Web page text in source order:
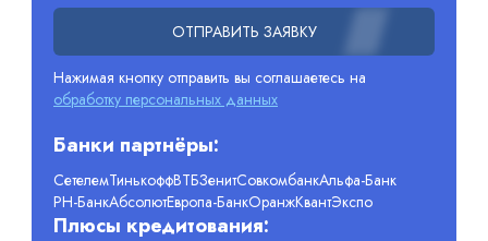
ОТПРАВИТЬ ЗАЯВКУ
Нажимая кнопку отправить вы соглашаетесь на
обработку персональных данных
Банки партнёры:
СетелемТинькоффВТБЗенитСовкомбанкАльфа-Банк
РН-БанкАбсолютЕвропа-БанкОранжКвантЭкспо
Плюсы кредитования: